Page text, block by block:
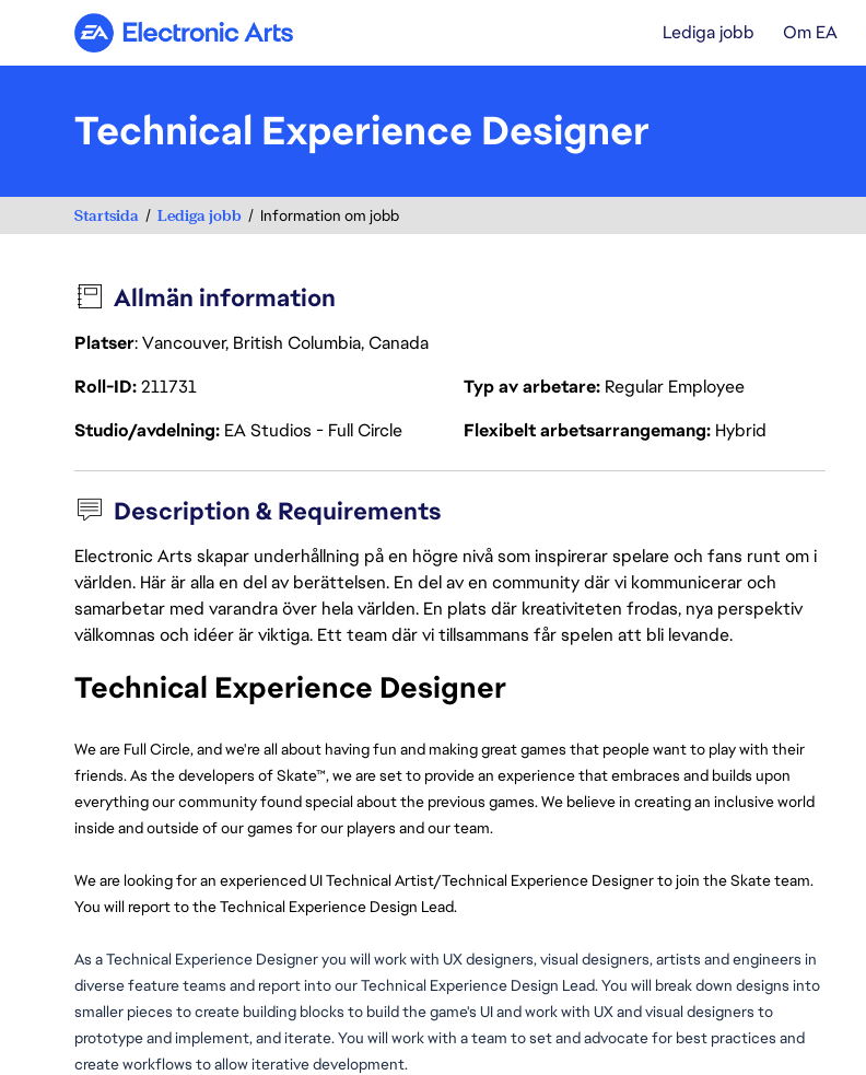
Electronic Arts Lediga jobb Om EA
Technical Experience Designer
Startsida Lediga jobb Information om jobb
Allmän information
Platser: Vancouver, British Columbia, Canada
Roll-ID211731 Typ av arbetare Regular Employee
Studio/avdelning EA Studios - Full Circle Flexibelt arbetsarrangemang Hybrid
Description & Requirements
Electronic Arts skapar underhållning på en högre nivå som inspirerar spelare och fans runt om i
världen. Här är alla en del av berättelsen. En del av en community där vi kommunicerar och
samarbetar med varandra över hela världen. En plats där kreativiteten frodas, nya perspektiv
välkomnas och idéer är viktiga. Ett team där vi tillsammans får spelen att bli levande.
Technical Experience Designer
We are Full Circle, and we're all about having fun and making great games that people want to play with their
friends. As the developers of Skate™, we are set to provide an experience that embraces and builds upon
everything our community found special about the previous games. We believe in creating an inclusive world
inside and outside of our games for our players and our team.
We are looking for an experienced UI Technical Artist/Technical Experience Designer to join the Skate team.
You will report to the Technical Experience Design Lead.
As a Technical Experience Designer you will work with UX designers, visual designers, artists and engineers in
diverse feature teams and report into our Technical Experience Design Lead. You will break down designs into
smaller pieces to create building blocks to build the game's UI and work with UX and visual designers to
prototype and implement, and iterate. You will work with a team to set and advocate for best practices and
create workflows to allow iterative development.